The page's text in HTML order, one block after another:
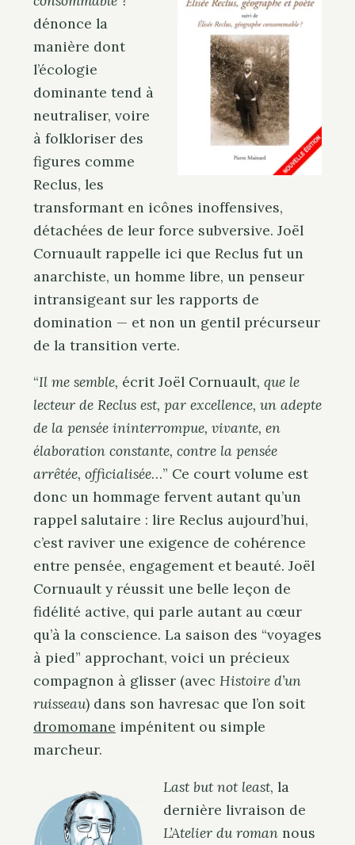
dénonce la
manière dont
l’écologie
dominante tend à
neutraliser, voire
à folkloriser des
figures comme
Reclus, les
transformant en icônes inoffensives,
détachées de leur force subversive. Joël
Cornuault rappelle ici que Reclus fut un
anarchiste, un homme libre, un penseur
intransigeant sur les rapports de
domination — et non un gentil précurseur
de la transition verte.
“Il me semble, écrit Joël Cornuault, que le
lecteur de Reclus est, par excellence, un adepte
de la pensée ininterrompue, vivante, en
élaboration constante, contre la pensée
arrêtée, officialisée…” Ce court volume est
donc un hommage fervent autant qu’un
rappel salutaire : lire Reclus aujourd’hui,
c’est raviver une exigence de cohérence
entre pensée, engagement et beauté. Joël
Cornuault y réussit une belle leçon de
fidélité active, qui parle autant au cœur
qu’à la conscience. La saison des “voyages
à pied” approchant, voici un précieux
compagnon à glisser (avec Histoire d’un
ruisseau) dans son havresac que l’on soit
dromomane impénitent ou simple
marcheur.
Last but not least, la
dernière livraison de
L’Atelier du romannous